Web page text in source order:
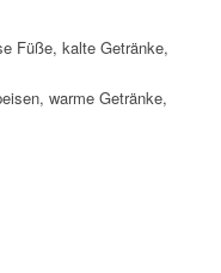
Füße, kalte Getränke,
warme Getränke,